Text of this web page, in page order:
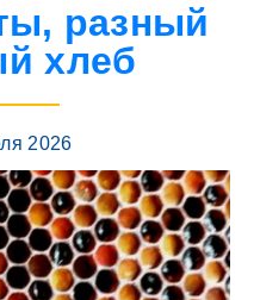
разный
хлеб
2026
العربية